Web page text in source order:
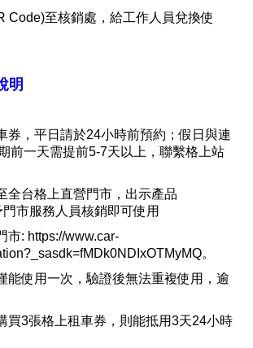
Code)至核銷處，給工作人員兌換使
明
券，平日請於24小時前預約；假日與連
前一天需提前5-7天以上，聯繫格上站
全台格上直營門市，出示產品
市服務人員核銷即可使用
市: https://www.car-
。
能使用一次，驗證後無法重複使用，逾
買3張格上租車券，則能抵用3天24小時